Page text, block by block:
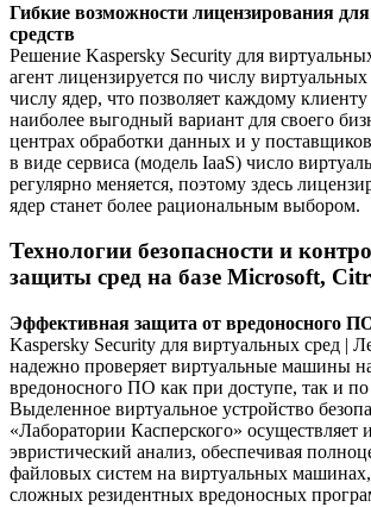
Гибкие возможности лицензирования
средств
Решение Kaspersky Security для
агент лицензируется по числу
числу ядер, что позволяет каждому
наиболее выгодный вариант для своего
центрах обработки данных и у
в виде сервиса (модель IaaS) число
регулярно меняется, поэтому здесь
ядер станет более рациональным выбором.
Технологии безопасности и
защиты сред на базе Microsoft,
Эффективная защита от вредоносного
Kaspersky Security для виртуальных сред |
надежно проверяет виртуальные машины
вредоносного ПО как при доступе, так и
Выделенное виртуальное устройство
«Лаборатории Касперского» осуществляет
эвристический анализ, обеспечивая
файловых систем на виртуальных
сложных резидентных вредоносных